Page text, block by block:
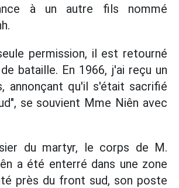
à un autre fils nommé
permission, il est retourné
bataille. En 1966, j'ai reçu un
annonçant qu'il s'était sacrifié
se souvient Mme Niên avec
du martyr, le corps de M.
a été enterré dans une zone
près du front sud, son poste